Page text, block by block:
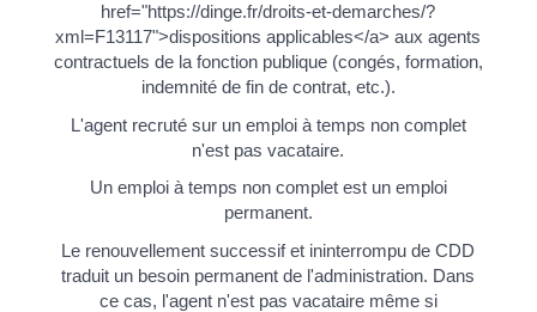
href="https://dinge.fr/droits-et-demarches/?
xml=F13117">dispositions applicables</a> aux agents
contractuels de la fonction publique (congés, formation,
indemnité de fin de contrat, etc.).
L'agent recruté sur un emploi à temps non complet
n'est pas vacataire.
Un emploi à temps non complet est un emploi
permanent.
Le renouvellement successif et ininterrompu de CDD
traduit un besoin permanent de l'administration. Dans
ce cas, l'agent n'est pas vacataire même si